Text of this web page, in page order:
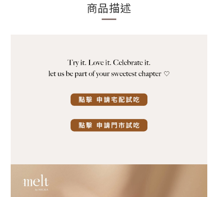
商品描述